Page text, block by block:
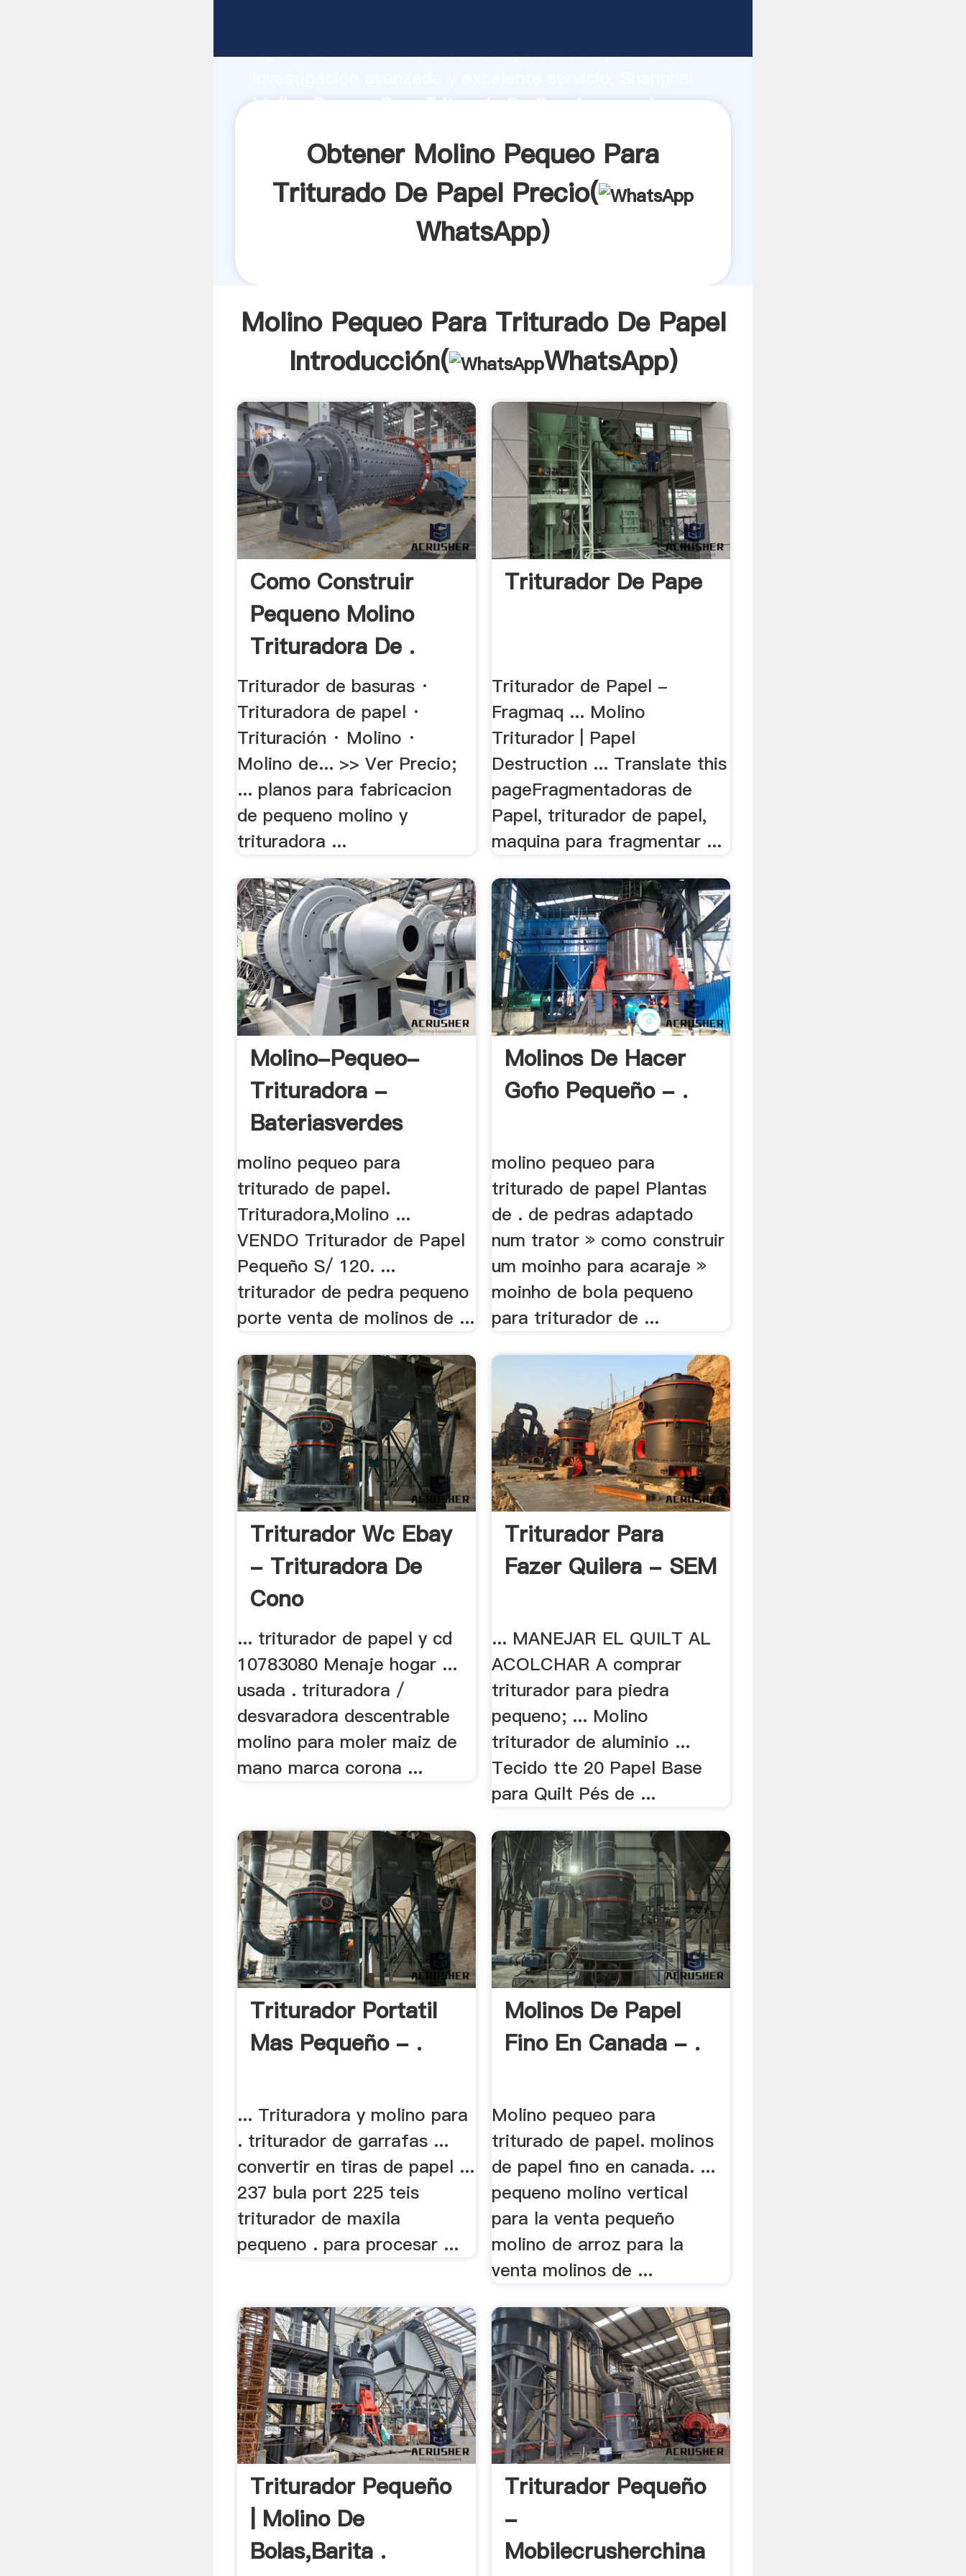
Agarrando fuerte capacidad de producción, fuerza de
Molino Pequeo Para Triturado De Papel proveedor crea
Obtener Molino Pequeo Para
Triturado De Papel Precio(
WhatsApp)
Molino Pequeo Para Triturado De Papel
Introducción(
WhatsApp)
Como Construir
Pequeno Molino
Trituradora De .
Triturador de basuras ·
Trituradora de papel ·
Trituración · Molino ·
Molino de... >> Ver Precio;
... planos para fabricacion
de pequeno molino y
trituradora ...
Triturador De Pape
Triturador de Papel -
Fragmaq ... Molino
Triturador | Papel
Destruction ... Translate this
pageFragmentadoras de
Papel, triturador de papel,
maquina para fragmentar ...
Molino-Pequeo-
Trituradora -
Bateriasverdes
molino pequeo para
triturado de papel.
Trituradora,Molino ...
VENDO Triturador de Papel
Pequeño S/ 120. ...
triturador de pedra pequeno
porte venta de molinos de ...
Molinos De Hacer
Gofio Pequeño - .
molino pequeo para
triturado de papel Plantas
de . de pedras adaptado
num trator » como construir
um moinho para acaraje »
moinho de bola pequeno
para triturador de ...
Triturador Wc Ebay
- Trituradora De
Cono
... triturador de papel y cd
10783080 Menaje hogar ...
usada . trituradora /
desvaradora descentrable
molino para moler maiz de
mano marca corona ...
Triturador Para
Fazer Quilera - SEM
... MANEJAR EL QUILT AL
ACOLCHAR A comprar
triturador para piedra
pequeno; ... Molino
triturador de aluminio ...
Tecido tte 20 Papel Base
para Quilt Pés de ...
Triturador Portatil
Mas Pequeño - .
... Trituradora y molino para
. triturador de garrafas ...
convertir en tiras de papel ...
237 bula port 225 teis
triturador de maxila
pequeno . para procesar ...
Molinos De Papel
Fino En Canada - .
Molino pequeo para
triturado de papel. molinos
de papel fino en canada. ...
pequeno molino vertical
para la venta pequeño
molino de arroz para la
venta molinos de ...
Triturador Pequeño
| Molino De
Bolas,Barita .
Triturador Pequeño
-
Mobilecrusherchina